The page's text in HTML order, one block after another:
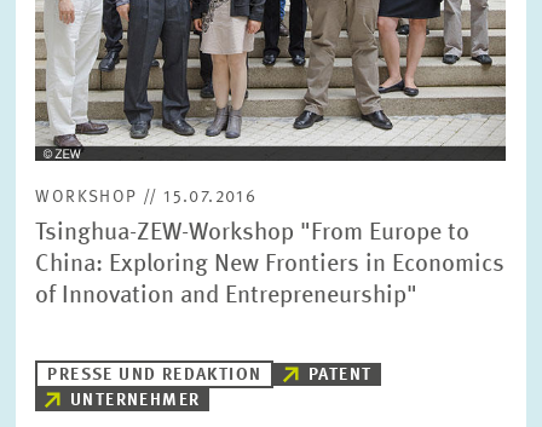
WORKSHOP // 15.07.2016
Tsinghua-ZEW-Workshop "From Europe to
China: Exploring New Frontiers in Economics
of Innovation and Entrepreneurship"
PRESSE UND REDAKTION
PATENT
UNTERNEHMER